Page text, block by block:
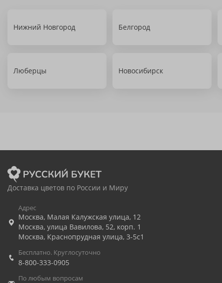
Нижний Новгород Белгород
Люберцы Новосибирск
Доставка цветов по России и Миру
Адрес
Москва, Малая Калужская улица, 12
Москва, улица Вавилова, 52, корп. 1
Москва, Краснопрудная улица, 3-5с1
Бесплатно. Круглосуточно
8-800-333-0905
По любым вопросам